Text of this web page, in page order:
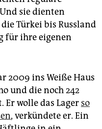
sie dienten
Türkei bis Russland
für ihre eigenen
2009 ins Weiße Haus
und die noch 242
wolle das Lager so
, verkündete er. Ein